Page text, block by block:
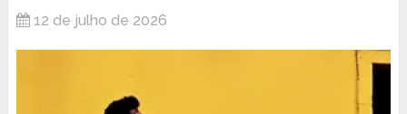
12 de julho de 2026